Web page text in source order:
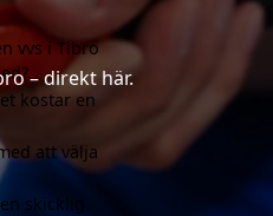
– direkt här.
vvs i Tibro
kostar en
att välja
skicklig